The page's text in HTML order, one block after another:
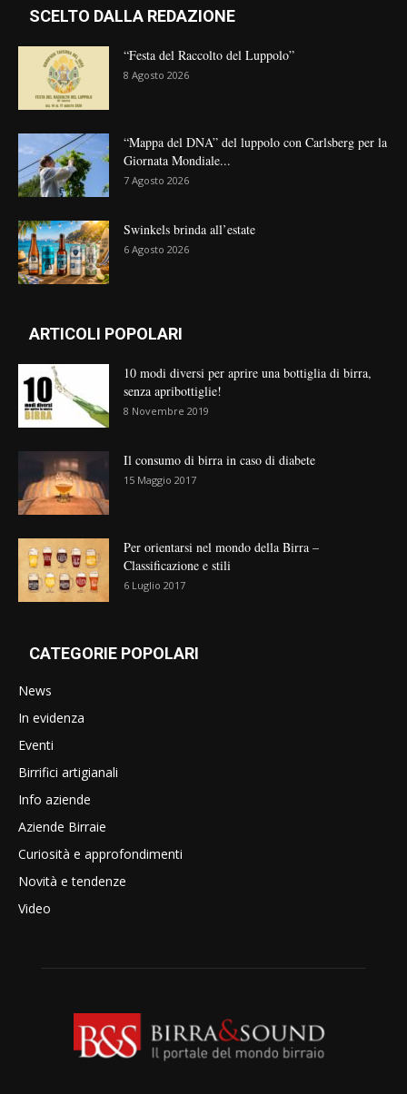
SCELTO DALLA REDAZIONE
“Festa del Raccolto del Luppolo”
8 Agosto 2026
“Mappa del DNA” del luppolo con Carlsberg per la
Giornata Mondiale...
7 Agosto 2026
Swinkels brinda all’estate
6 Agosto 2026
ARTICOLI POPOLARI
10 modi diversi per aprire una bottiglia di birra,
senza apribottiglie!
8 Novembre 2019
Il consumo di birra in caso di diabete
15 Maggio 2017
Per orientarsi nel mondo della Birra –
Classificazione e stili
6 Luglio 2017
CATEGORIE POPOLARI
News
In evidenza
Eventi
Birrifici artigianali
Info aziende
Aziende Birraie
Curiosità e approfondimenti
Novità e tendenze
Video